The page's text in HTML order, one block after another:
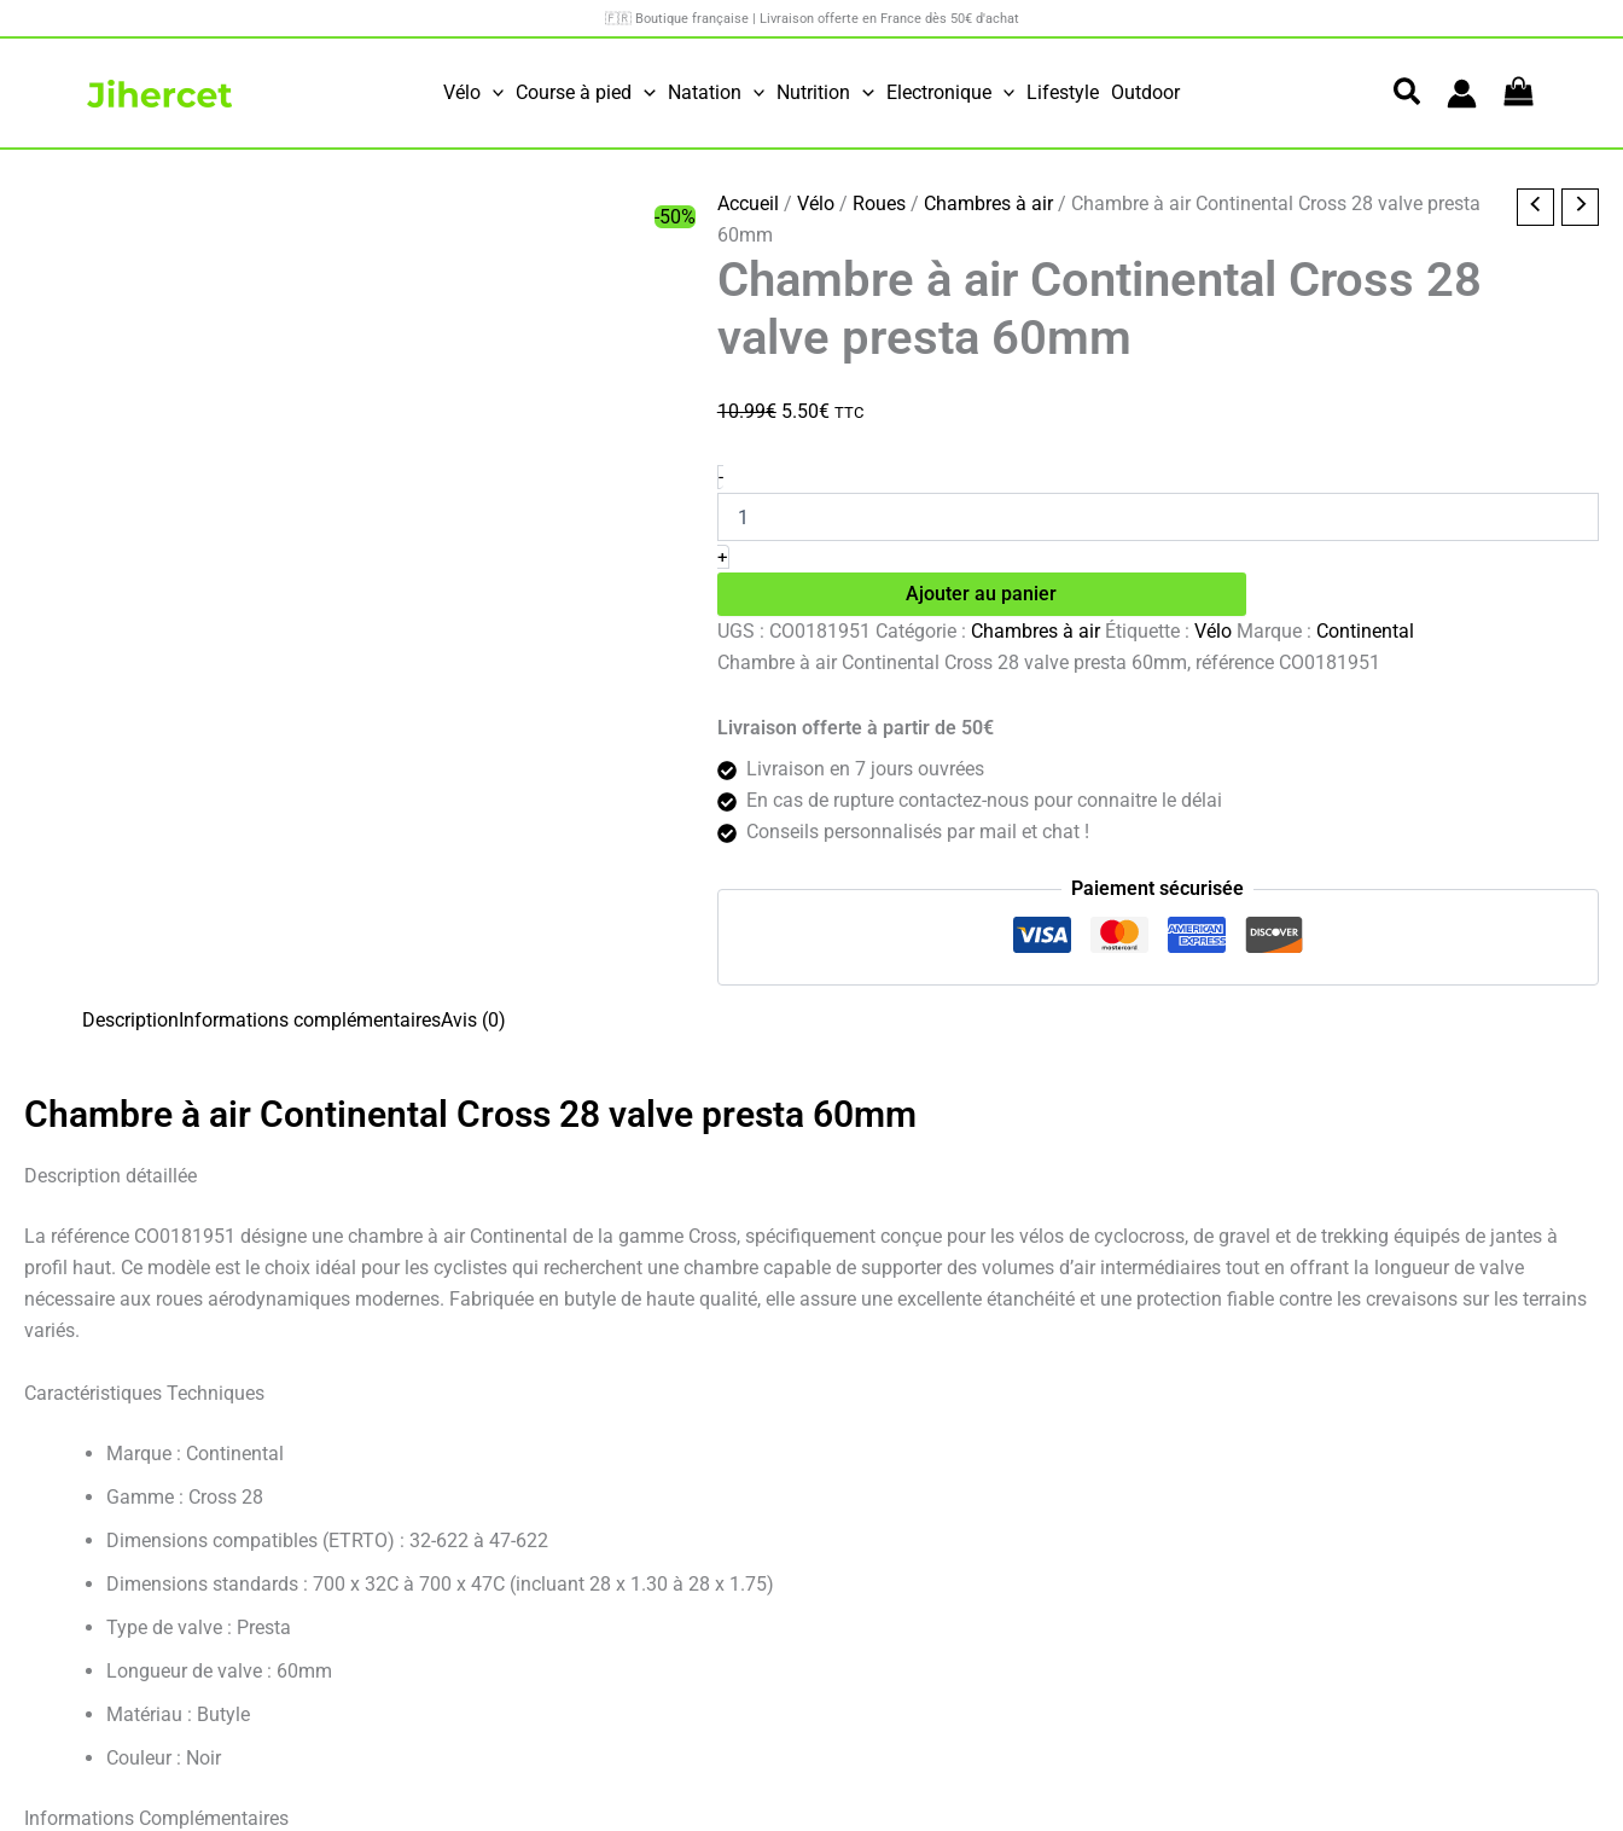
au
🇫🇷 Boutique française | Livraison offerte en France dès 50€ d'achat
Vélo Course à pied Natation Nutrition Electronique Lifestyle Outdoor
-50%
Accueil / Vélo/ Roues/ Chambres à air/ Chambre à air Continental Cross 28 valve presta
60mm
Chambre à air Continental Cross 28
valve presta 60mm
10.99€ Le
10.99€.
5.50€Le
5.50€.
TTC
-quantité
de
Chambre
à
air
Cross
28
valve
+
Ajouter au panier
UGS : CO0181951 Catégorie : Chambres à air Étiquette : Vélo Marque : Continental
Chambre à air Continental Cross 28 valve presta 60mm, référence CO0181951
Livraison offerte à partir de 50€
Livraison en 7 jours ouvrées
En cas de rupture contactez-nous pour connaitre le délai
Conseils personnalisés par mail et chat !
Paiement sécurisée
DescriptionInformations complémentairesAvis (0)
Chambre à air Continental Cross 28 valve presta 60mm
Description détaillée
La référence CO0181951 désigne une chambre à air Continental de la gamme Cross, spécifiquement conçue pour les vélos de cyclocross, de gravel et de trekking équipés de jantes à
profil haut. Ce modèle est le choix idéal pour les cyclistes qui recherchent une chambre capable de supporter des volumes d’air intermédiaires tout en offrant la longueur de valve
nécessaire aux roues aérodynamiques modernes. Fabriquée en butyle de haute qualité, elle assure une excellente étanchéité et une protection fiable contre les crevaisons sur les terrains
variés.
Caractéristiques Techniques
Marque : Continental
Gamme : Cross 28
Dimensions compatibles (ETRTO) : 32-622 à 47-622
Dimensions standards : 700 x 32C à 700 x 47C (incluant 28 x 1.30 à 28 x 1.75)
Type de valve : Presta
Longueur de valve : 60mm
Matériau : Butyle
Couleur : Noir
Informations Complémentaires